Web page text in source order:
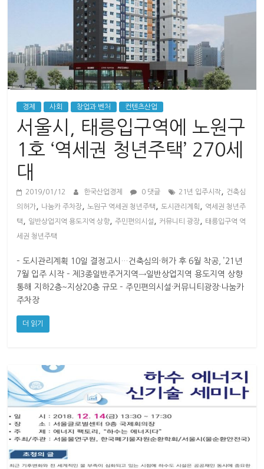
업
경
제
경제 사회 창업과 벤처 컨텐츠산업
서울시, 태릉입구역에 노원구
1호 ‘역세권 청년주택’ 270세
대
2019/01/12 한국산업경제 0 댓글 21년 입주시작 건축심
의허가 나눔카 주차장 노원구 역세권 청년주택 도시관리계획 역세권 청년주
택 일반상업지역 용도지역 상향 ,주민편의시설 커뮤니티 광장 태릉입구역 역
세권 청년주택
– 도시관리계획 10일 결정고시…건축심의·허가 후 6월 착공, ’21년
7월 입주 시작 – 제3종일반주거지역→일반상업지역 용도지역 상향
통해 지하2층~지상20층 규모 – 주민편의시설·커뮤니티광장·나눔카
주차장
더 읽기